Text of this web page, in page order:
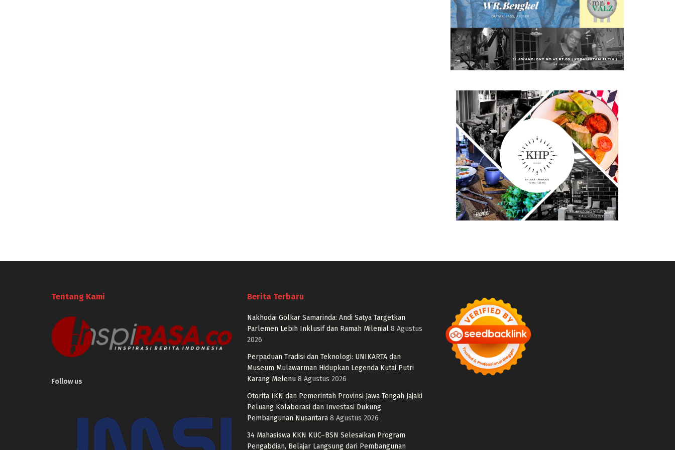
Tentang Kami
Follow us
Berita Terbaru
Nakhodai Golkar Samarinda: Andi Satya Targetkan
Parlemen Lebih Inklusif dan Ramah Milenial 8 Agustus
2026
Perpaduan Tradisi dan Teknologi: UNIKARTA dan
Museum Mulawarman Hidupkan Legenda Kutai Putri
Karang Melenu 8 Agustus 2026
Otorita IKN dan Pemerintah Provinsi Jawa Tengah Jajaki
Peluang Kolaborasi dan Investasi Dukung
Pembangunan Nusantara 8 Agustus 2026
34 Mahasiswa KKN KUC–BSN Selesaikan Program
Pengabdian, Belajar Langsung dari Pembangunan